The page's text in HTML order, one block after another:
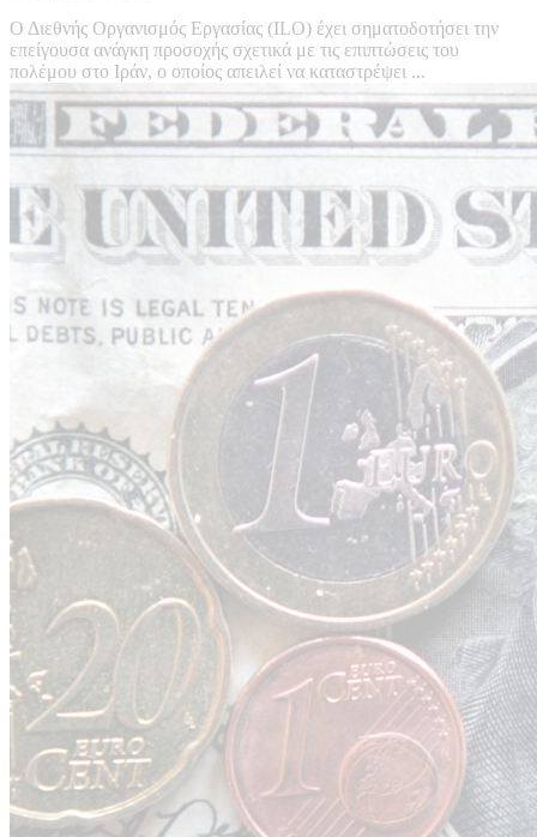
Ο Διεθνής Οργανισμός Εργασίας (ILO) έχει σηματοδοτήσει την
επείγουσα ανάγκη προσοχής σχετικά με τις επιπτώσεις του
πολέμου στο Ιράν, ο οποίος απειλεί να καταστρέψει ...